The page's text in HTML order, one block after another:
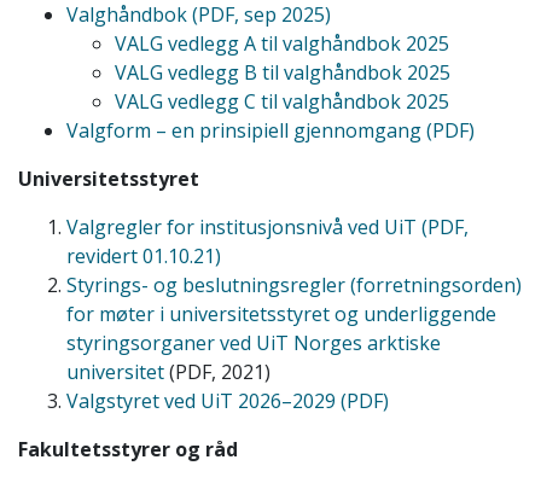
Valghåndbok (PDF, sep 2025)
VALG vedlegg A til valghåndbok 2025
VALG vedlegg B til valghåndbok 2025
VALG vedlegg C til valghåndbok 2025
Valgform – en prinsipiell gjennomgang (PDF)
Universitetsstyret
Valgregler for institusjonsnivå ved UiT (PDF,
revidert 01.10.21)
Styrings- og beslutningsregler (forretningsorden)
for møter i universitetsstyret og underliggende
styringsorganer ved UiT Norges arktiske
universitet(PDF, 2021)
Valgstyret ved UiT 2026–2029 (PDF)
Fakultetsstyrer og råd